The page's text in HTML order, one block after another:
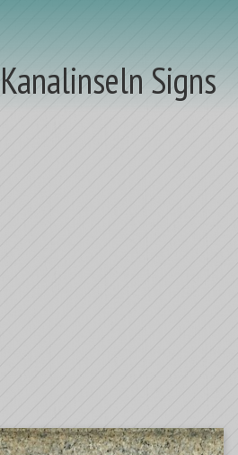
Signs